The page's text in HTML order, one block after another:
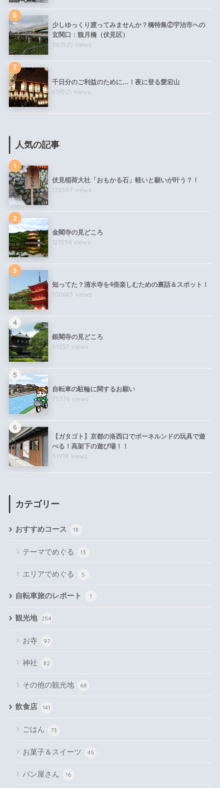
少しゆっくり渡ってみませんか？橋特集②宇治市への
玄関口：観月橋（伏見区）
58件の views
千日分のご利益のために…！夜に登る愛宕山
43件の views
人気の記事
1
伏見稲荷大社「おもかる石」軽いと願いが叶う？！
139397 views
2
金閣寺の見どころ
121596 views
3
知ってた？清水寺を4倍楽しむための裏話＆スポット！
100683 views
4
銀閣寺の見どころ
81537 views
5
自転車の駐輪に関するお願い
75376 views
6
【ガタゴト】京都の洛西口でボーネルンドの玩具で遊
べる！高架下の遊び場！！
51919 views
カテゴリー
おすすめコース 18
テーマでめぐる 13
エリアでめぐる 5
自転車旅のレポート 1
観光地 254
お寺 97
神社 82
その他の観光地 68
飲食店 141
ごはん 73
お菓子＆スイーツ 45
パン屋さん 16